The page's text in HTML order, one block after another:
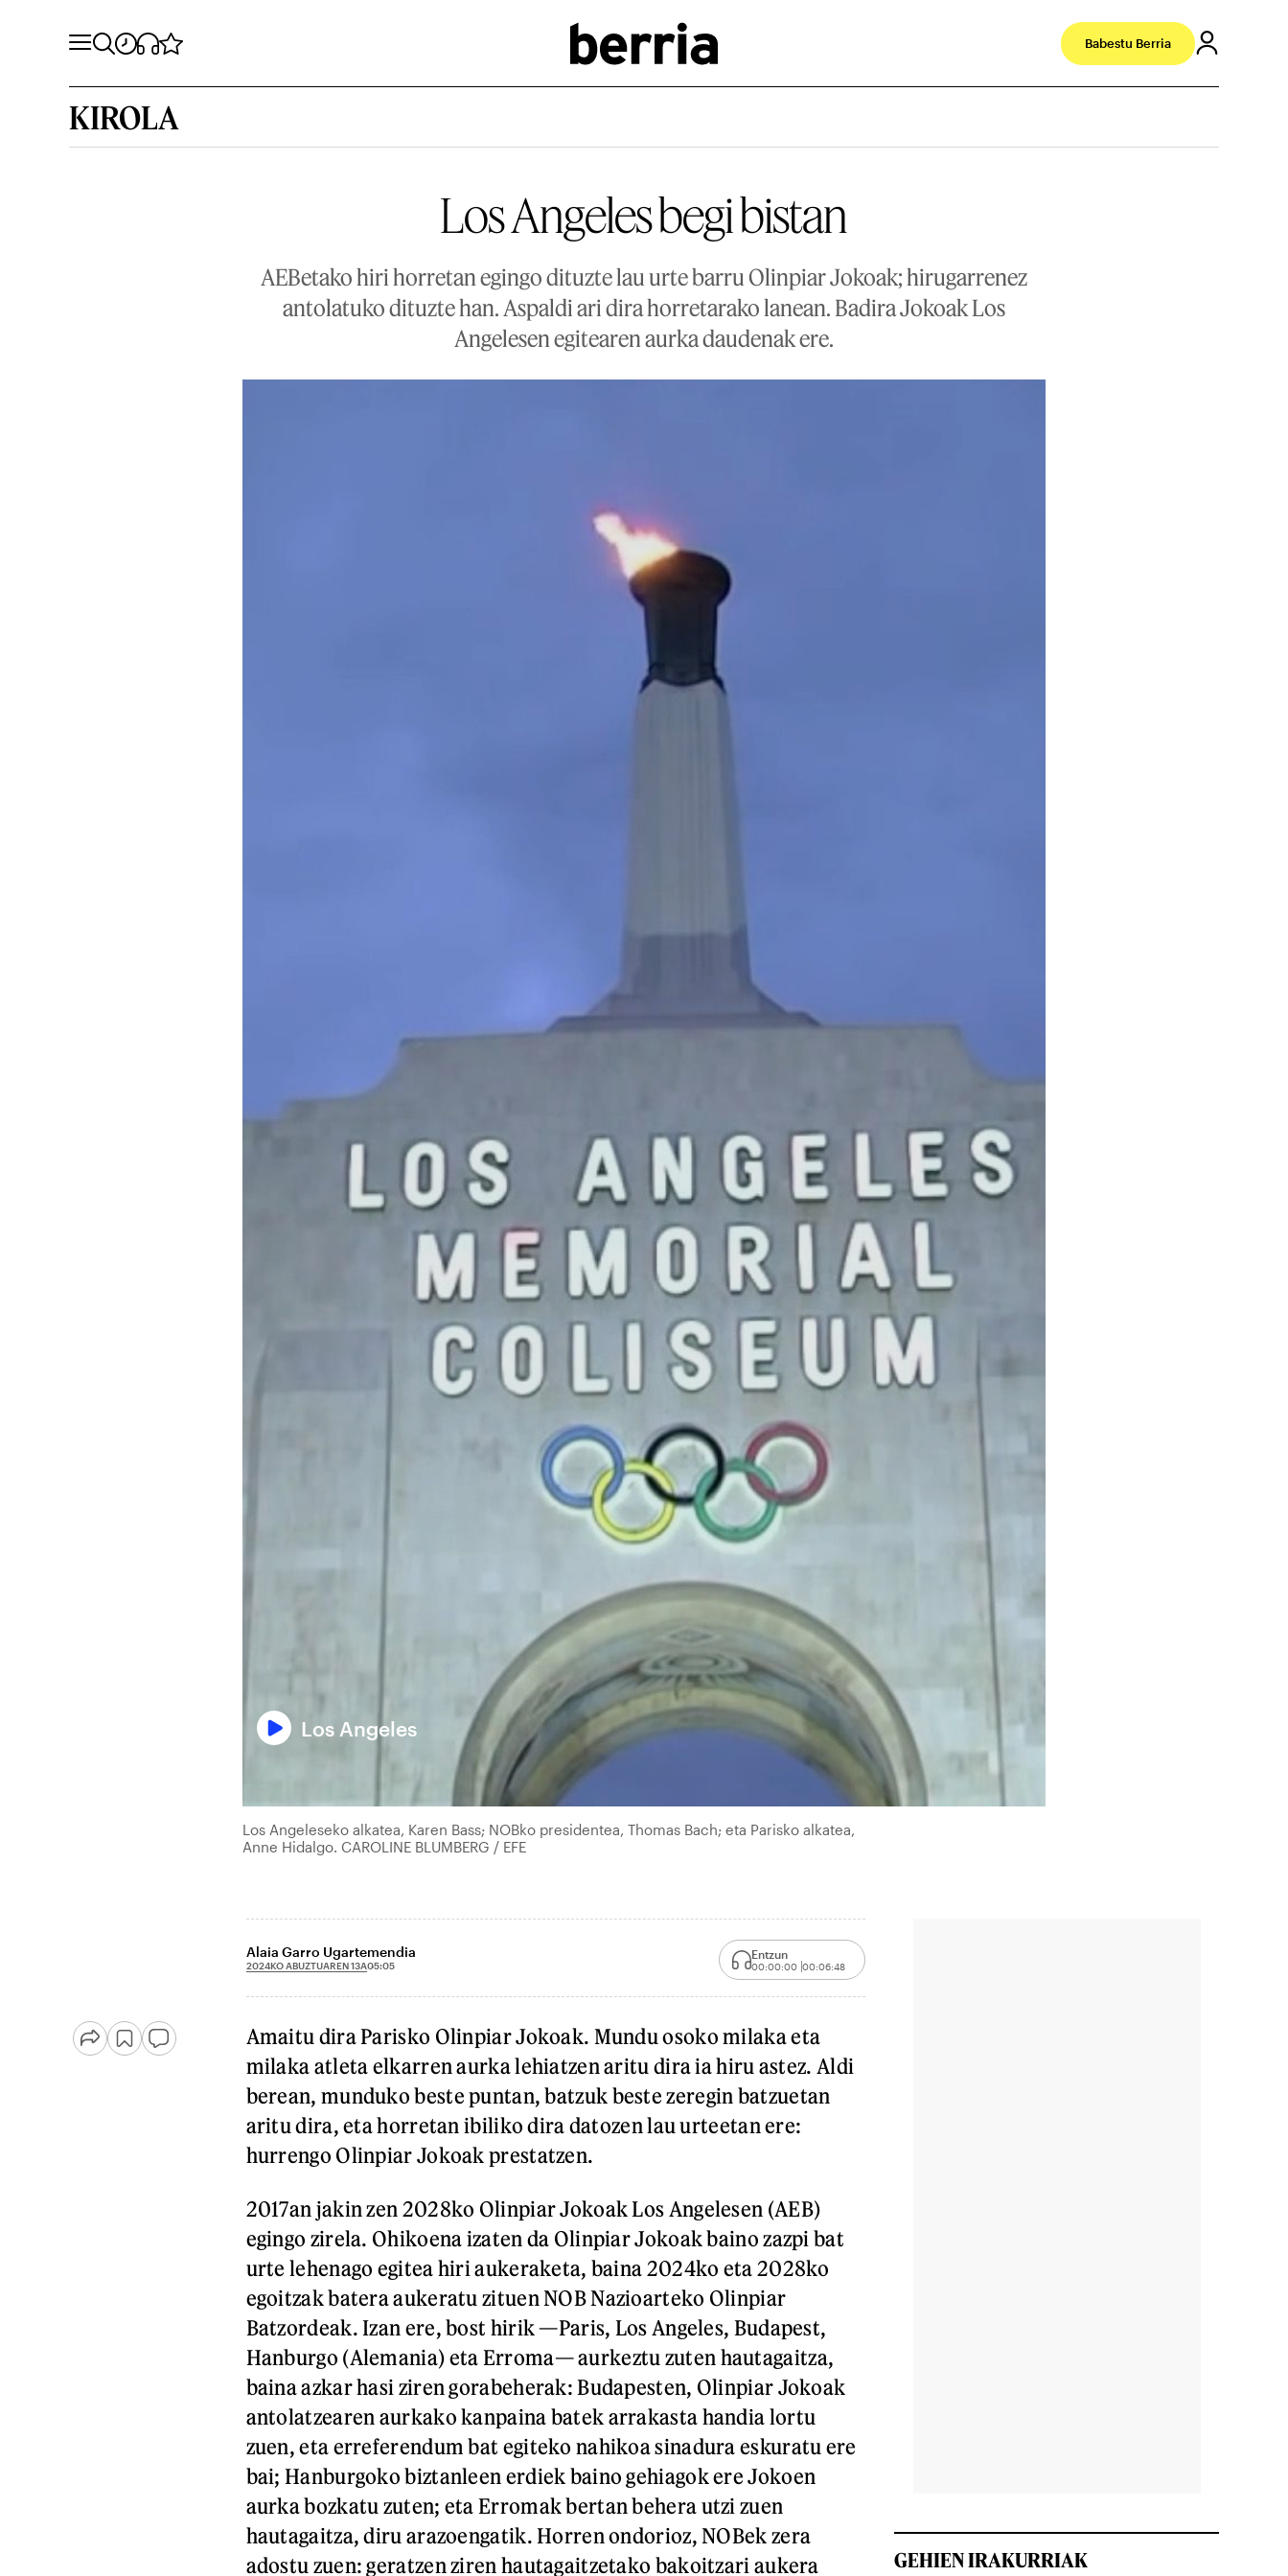
Babestu Berria
KIROLA
Los Angeles begi bistan
AEBetako hiri horretan egingo dituzte lau urte barru Olinpiar Jokoak; hirugarrenez
antolatuko dituzte han. Aspaldi ari dira horretarako lanean. Badira Jokoak Los
Angelesen egitearen aurka daudenak ere.
Los Angeles
Los Angeleseko alkatea, Karen Bass; NOBko presidentea, Thomas Bach; eta Parisko alkatea,
Anne Hidalgo. CAROLINE BLUMBERG / EFE
Alaia Garro Ugartemendia
2024KO ABUZTUAREN 13A05:05
Entzun
00:00:00 00:06:48
Amaitu dira Parisko Olinpiar Jokoak. Mundu osoko milaka eta
milaka atleta elkarren aurka lehiatzen aritu dira ia hiru astez. Aldi
berean, munduko beste puntan, batzuk beste zeregin batzuetan
aritu dira, eta horretan ibiliko dira datozen lau urteetan ere:
hurrengo Olinpiar Jokoak prestatzen.
2017an jakin zen 2028ko Olinpiar Jokoak Los Angelesen (AEB)
egingo zirela. Ohikoena izaten da Olinpiar Jokoak baino zazpi bat
urte lehenago egitea hiri aukeraketa, baina 2024ko eta 2028ko
egoitzak batera aukeratu zituen NOB Nazioarteko Olinpiar
Batzordeak. Izan ere, bost hirik —Paris, Los Angeles, Budapest,
Hanburgo (Alemania) eta Erroma— aurkeztu zuten hautagaitza,
baina azkar hasi ziren gorabeherak: Budapesten, Olinpiar Jokoak
antolatzearen aurkako kanpaina batek arrakasta handia lortu
zuen, eta erreferendum bat egiteko nahikoa sinadura eskuratu ere
bai; Hanburgoko biztanleen erdiek baino gehiagok ere Jokoen
aurka bozkatu zuten; eta Erromak bertan behera utzi zuen
hautagaitza, diru arazoengatik. Horren ondorioz, NOBek zera
adostu zuen: geratzen ziren hautagaitzetako bakoitzari aukera
GEHIEN IRAKURRIAK